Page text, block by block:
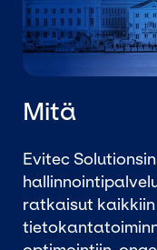
Mitä
Evitec
ratkaisut